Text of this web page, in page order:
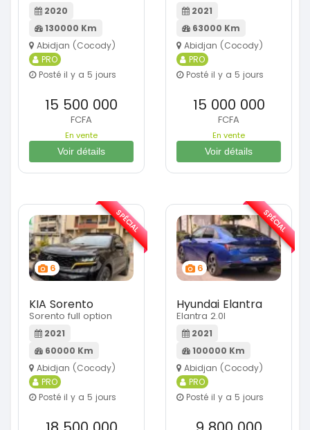
2020
130000 Km
Abidjan (Cocody)
PRO
Posté il y a 5 jours
15 500 000
FCFA
En vente
Voir détails
2021
63000 Km
Abidjan (Cocody)
PRO
Posté il y a 5 jours
15 000 000
FCFA
En vente
Voir détails
6
KIA Sorento
Sorento full option
2021
60000 Km
Abidjan (Cocody)
PRO
Posté il y a 5 jours
SPÉCIAL
6
Hyundai Elantra
Elantra 2.0l
2021
100000 Km
Abidjan (Cocody)
PRO
Posté il y a 5 jours
SPÉCIAL